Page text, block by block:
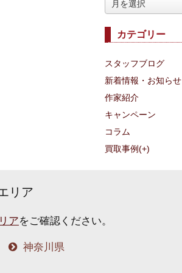
カテゴリー
スタッフブログ
新着情報・お知らせ
作家紹介
キャンペーン
コラム
買取事例(+)
リア
アをご確認ください。
神奈川県